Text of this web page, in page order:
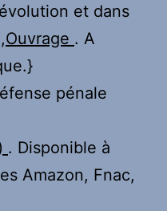
et dans
Ouvrage . A
pénale
. Disponible à
Amazon, Fnac,